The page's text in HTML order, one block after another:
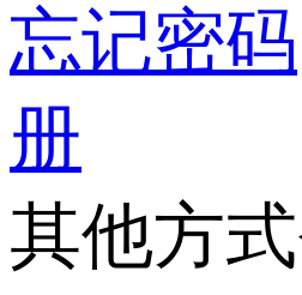
忘记密码
册
其他方